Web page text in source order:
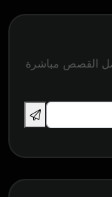
القصص مباشرة